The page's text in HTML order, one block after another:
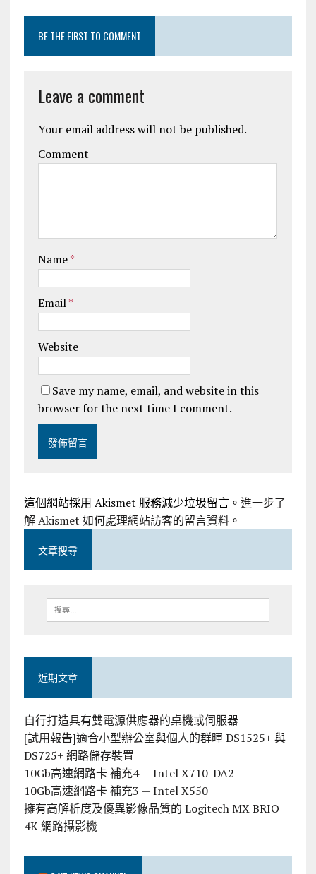
BE THE FIRST TO COMMENT
Leave a comment
Your email address will not be published.
Comment
Name*
Email*
Website
Save my name, email, and website in this
browser for the next time I comment.
這個網站採用 Akismet 服務減少垃圾留言。 進一步了
解 Akismet 如何處理網站訪客的留言資料。
文章搜尋
近期文章
自行打造具有雙電源供應器的桌機或伺服器
[試用報告]適合小型辦公室與個人的群暉 DS1525+ 與
DS725+ 網路儲存裝置
10Gb高速網路卡 補充4 — Intel X710-DA2
10Gb高速網路卡 補充3 — Intel X550
擁有高解析度及優異影像品質的 Logitech MX BRIO
4K 網路攝影機